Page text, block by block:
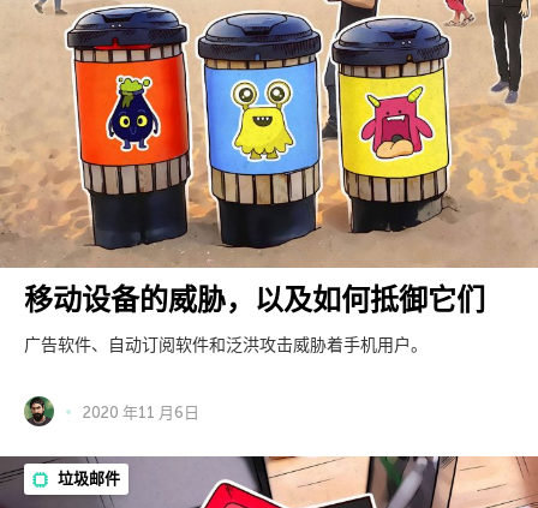
移动设备的威胁，以及如何抵御它们
广告软件、自动订阅软件和泛洪攻击威胁着手机用户。
2020 年11 月6日
垃圾邮件